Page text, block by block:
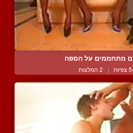
מתחממים על הספה
| 2 המלצות